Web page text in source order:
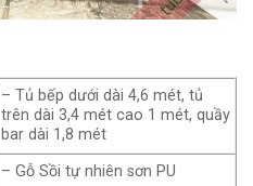
– Tủ bếp dưới dài 4,6 mét, tủ
trên dài 3,4 mét cao 1 mét, quầy
bar dài 1,8 mét
– Gỗ Sồi tự nhiên sơn PU